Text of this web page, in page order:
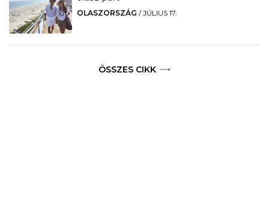
OLASZORSZÁG /JÚLIUS 17.
ÖSSZES CIKK